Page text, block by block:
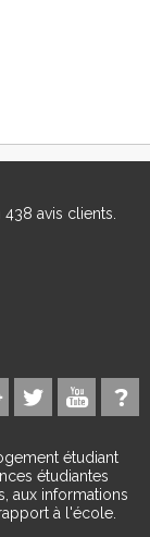
438 avis clients.
étudiant
étudiantes
aux informations
à l'école.